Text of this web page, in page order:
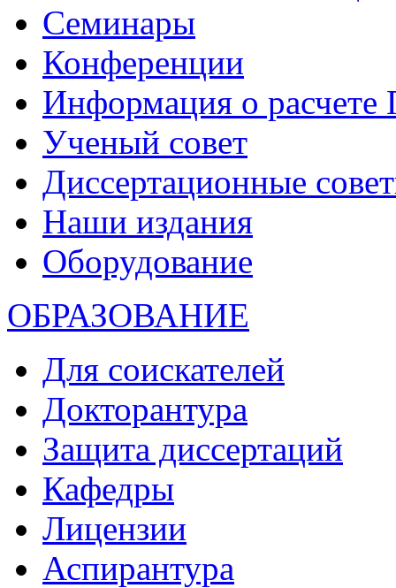
Семинары
Конференции
Информация о
Ученый совет
Диссертационные
Наши издания
Оборудование
ОБРАЗОВАНИЕ
Для соискателей
Докторантура
Защита диссертаций
Кафедры
Лицензии
Аспирантура